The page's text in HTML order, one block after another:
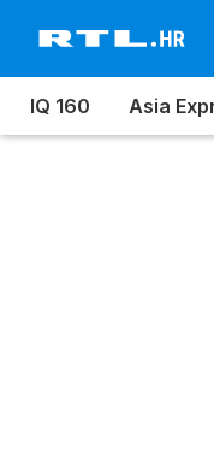
IQ 160 Asia